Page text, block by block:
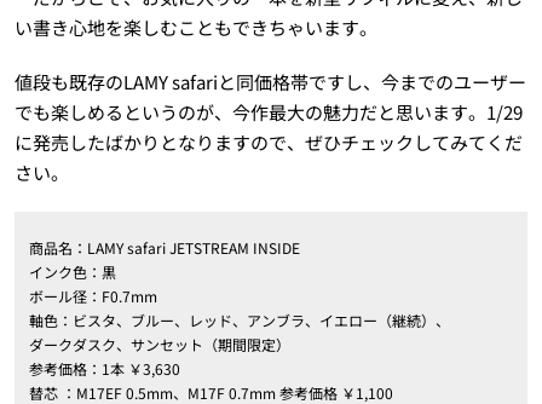
い書き心地を楽しむこともできちゃいます。
値段も既存のLAMY safariと同価格帯ですし、今までのユーザー
でも楽しめるというのが、今作最大の魅力だと思います。1/29
に発売したばかりとなりますので、ぜひチェックしてみてくだ
さい。
商品名：LAMY safari JETSTREAM INSIDE
インク色：黒
ボール径：F0.7mm
軸色：ビスタ、ブルー、レッド、アンブラ、イエロー（継続）、
ダークダスク、サンセット（期間限定）
参考価格：1本 ￥3,630
替芯 ：M17EF 0.5mm、M17F 0.7mm 参考価格 ￥1,100